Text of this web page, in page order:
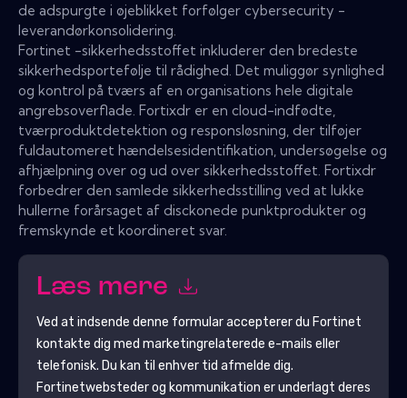
de adspurgte i øjeblikket forfølger cybersecurity -
leverandørkonsolidering.
Fortinet -sikkerhedsstoffet inkluderer den bredeste
sikkerhedsportefølje til rådighed. Det muliggør synlighed
og kontrol på tværs af en organisations hele digitale
angrebsoverflade. Fortixdr er en cloud-indfødte,
tværproduktdetektion og responsløsning, der tilføjer
fuldautomeret hændelsesidentifikation, undersøgelse og
afhjælpning over og ud over sikkerhedsstoffet. Fortixdr
forbedrer den samlede sikkerhedsstilling ved at lukke
hullerne forårsaget af disckonede punktprodukter og
fremskynde et koordineret svar.
Læs mere
Ved at indsende denne formular accepterer du Fortinet
kontakte dig med marketingrelaterede e-mails eller
telefonisk. Du kan til enhver tid afmelde dig.
Fortinetwebsteder og kommunikation er underlagt deres